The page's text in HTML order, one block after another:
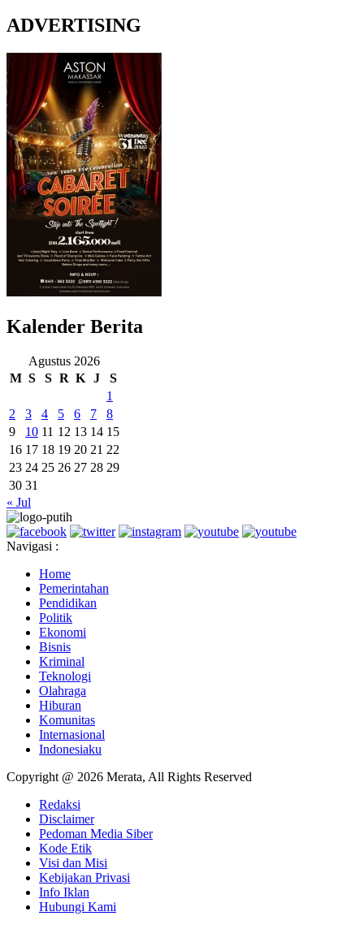
ADVERTISING
Kalender Berita
Agustus 2026
M S S R K J
S
1
2
3 4 5 6 7
8
9
10 11 12 13 14 15
16 17 18 19 20 21 22
23 24 25 26 27 28 29
30 31
« Jul
Navigasi :
Home
Pemerintahan
Pendidikan
Politik
Ekonomi
Bisnis
Kriminal
Teknologi
Olahraga
Hiburan
Komunitas
Internasional
Indonesiaku
Copyright @ 2026 Merata, All Rights Reserved
Redaksi
Disclaimer
Pedoman Media Siber
Kode Etik
Visi dan Misi
Kebijakan Privasi
Info Iklan
Hubungi Kami